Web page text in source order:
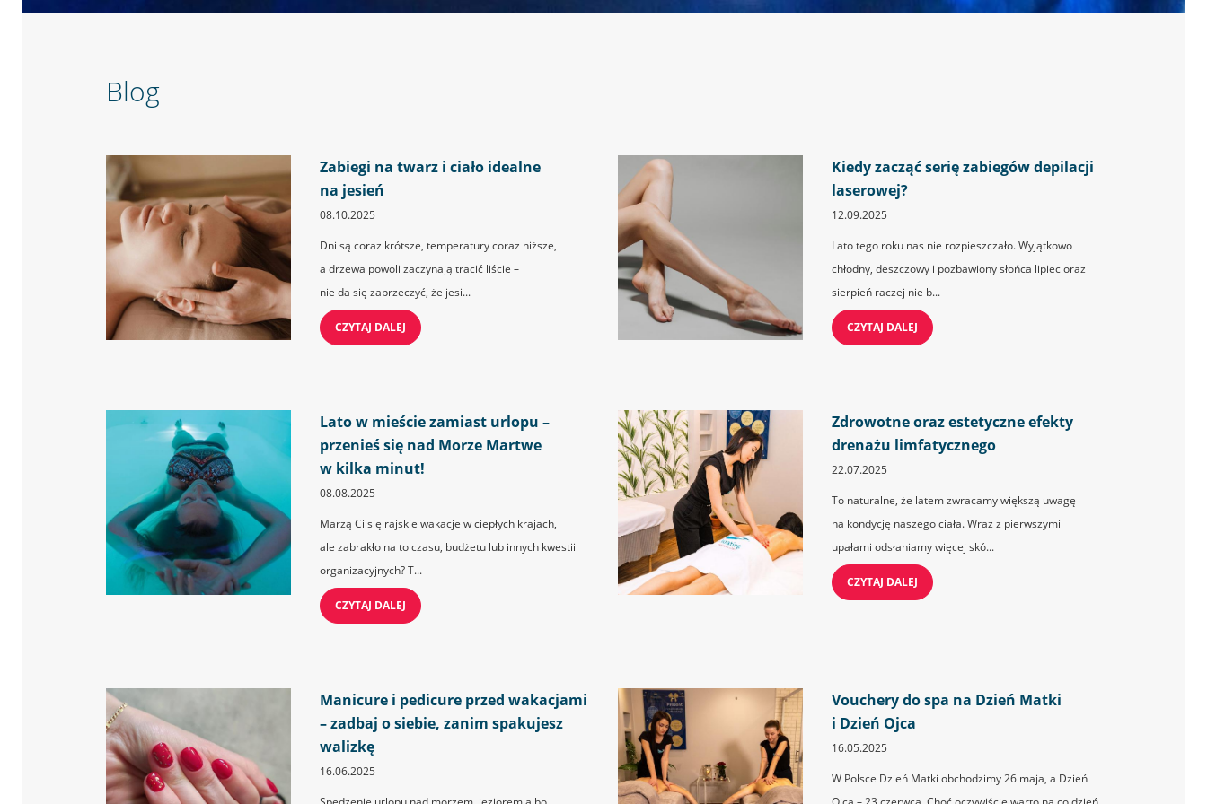
Blog
Zabiegi na twarz i ciało idealne
na jesień
08.10.2025
Dni są coraz krótsze, temperatury coraz niższe,
a drzewa powoli zaczynają tracić liście –
nie da się zaprzeczyć, że jesi...
CZYTAJ DALEJ
Kiedy zacząć serię zabiegów depilacji
laserowej?
12.09.2025
Lato tego roku nas nie rozpieszczało. Wyjątkowo
chłodny, deszczowy i pozbawiony słońca lipiec oraz
sierpień raczej nie b...
CZYTAJ DALEJ
Lato w mieście zamiast urlopu –
przenieś się nad Morze Martwe
w kilka minut!
08.08.2025
Marzą Ci się rajskie wakacje w ciepłych krajach,
ale zabrakło na to czasu, budżetu lub innych kwestii
organizacyjnych? T...
CZYTAJ DALEJ
Zdrowotne oraz estetyczne efekty
drenażu limfatycznego
22.07.2025
To naturalne, że latem zwracamy większą uwagę
na kondycję naszego ciała. Wraz z pierwszymi
upałami odsłaniamy więcej skó...
CZYTAJ DALEJ
Manicure i pedicure przed wakacjami
– zadbaj o siebie, zanim spakujesz
walizkę
16.06.2025
Vouchery do spa na Dzień Matki
i Dzień Ojca
16.05.2025
W Polsce Dzień Matki obchodzimy 26 maja, a Dzień